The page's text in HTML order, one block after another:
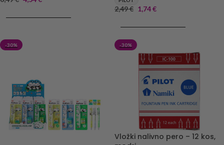
2,49€ 1,74€
-30% -30%
Vložki nalivno pero – 12 kos,